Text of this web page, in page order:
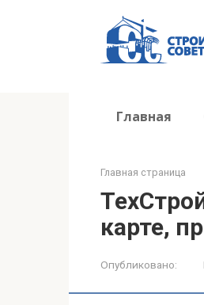
Главная
Главная страница
карте,
Опубликовано: